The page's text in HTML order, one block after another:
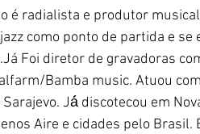
é radialista e produtor
como ponto de partida e
Foi diretor de gravadoras
Bamba music. Atuou
Já́ discotecou em
Aire e cidades pelo